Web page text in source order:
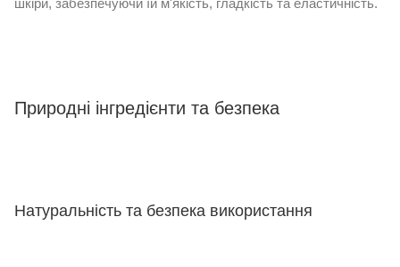
Природні інгредієнти та безпека
Натуральність та безпека використання